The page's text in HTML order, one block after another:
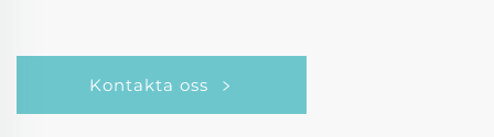
Kontakta oss